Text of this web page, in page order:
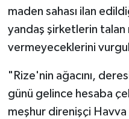
maden sahası ilan
yandaş şirketlerin talan
vermeyeceklerini
"Rize'nin ağacını,
günü gelince hesaba
meşhur direnişçi Havva